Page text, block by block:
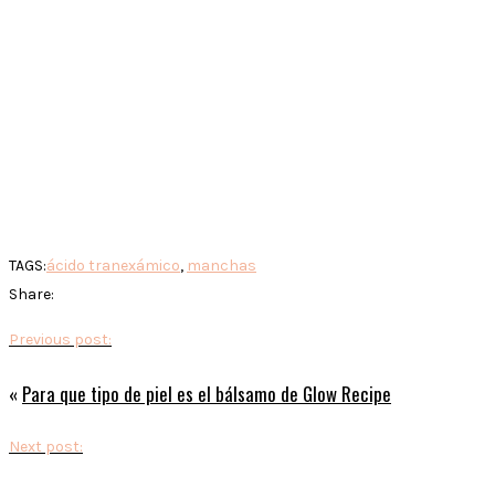
TAGS:ácido tranexámico, manchas
Share:
Previous post:
« Para que tipo de piel es el bálsamo de Glow Recipe
Next post: